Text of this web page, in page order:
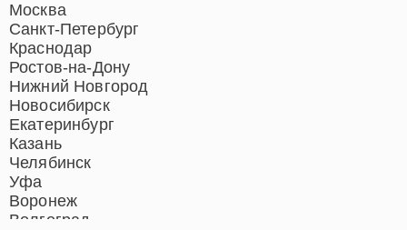
Москва
Санкт-Петербург
Краснодар
Ростов-на-Дону
Нижний Новгород
Новосибирск
Екатеринбург
Казань
Челябинск
Уфа
Воронеж
Волгоград